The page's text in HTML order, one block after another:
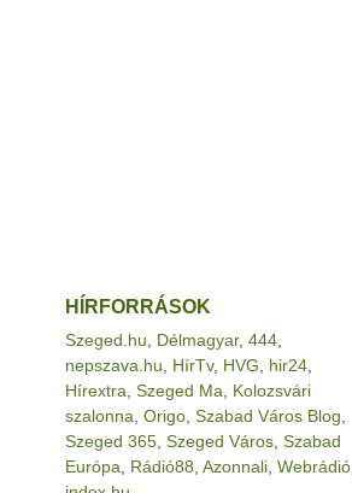
HÍRFORRÁSOK
Szeged.hu Délmagyar, 444
nepszava.hu
HírTv, HVG hir24
Hírextra Szeged Ma
Kolozsvári
szalonna Origo Szabad Város Blog
Szeged 365 Szeged Város Szabad
Európa
Rádió88 Azonnali Webrádió